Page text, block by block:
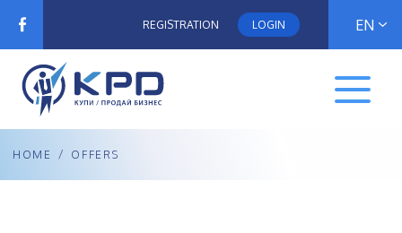
REGISTRATION LOGIN EN
HOME / OFFERS